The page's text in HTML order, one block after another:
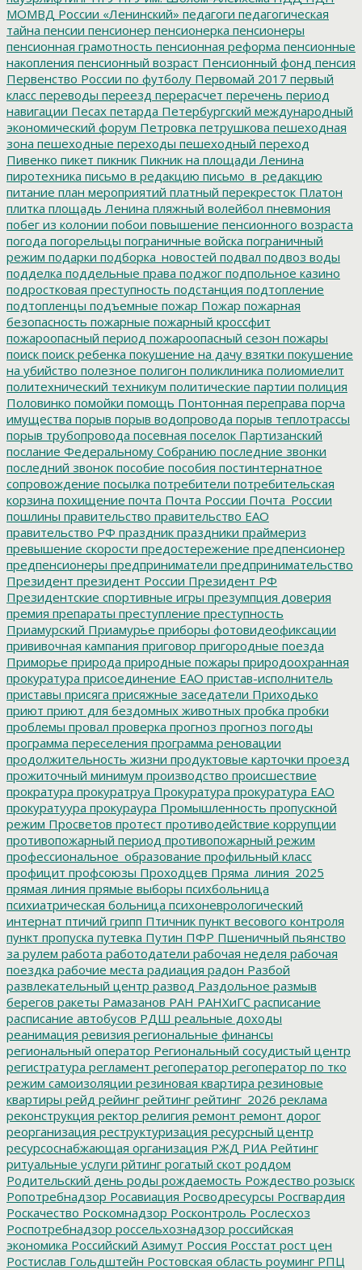
МОМВД России «Ленинский» педагоги педагогическая
тайна пенсии пенсионер пенсионерка пенсионеры
пенсионная грамотность пенсионная реформа пенсионные
накопления пенсионный возраст Пенсионный фонд пенсия
Первенство России по футболу Первомай 2017 первый
класс переводы переезд перерасчет перечень период
навигации Песах петарда Петербургский международный
экономический форум Петровка петрушкова пешеходная
зона пешеходные переходы пешеходный переход
Пивенко пикет пикник Пикник на площади Ленина
пиротехника письмо в редакцию письмо_в_редакцию
питание план мероприятий платный перекресток Платон
плитка площадь Ленина пляжный волейбол пневмония
побег из колонии побои повышение пенсионного возраста
погода погорельцы пограничные войска пограничный
режим подарки подборка_новостей подвал подвоз воды
подделка поддельные права поджог подпольное казино
подростковая преступность подстанция подтопление
подтопленцы подъемные пожар Пожар пожарная
безопасность пожарные пожарный кроссфит
пожароопасный период пожароопасный сезон пожары
поиск поиск ребенка покушение на дачу взятки покушение
на убийство полезное полигон поликлиника полиомиелит
политехнический техникум политические партии полиция
Половинко помойки помощь Понтонная переправа порча
имущества порыв порыв водопровода порыв теплотрассы
порыв трубопровода посевная поселок Партизанский
послание Федеральному Собранию последние звонки
последний звонок пособие пособия постинтернатное
сопровождение посылка потребители потребительская
корзина похищение почта Почта России Почта_России
пошлины правительство правительство ЕАО
правительство РФ праздник праздники праймериз
превышение скорости предостережение предпенсионер
предпенсионеры предприниматели предпринимательство
Президент президент России Президент РФ
Президентские спортивные игры презумпция доверия
премия препараты преступление преступность
Приамурский Приамурье приборы фотовидеофиксации
прививочная кампания приговор пригородные поезда
Приморье природа природные пожары природоохранная
прокуратура присоединение ЕАО пристав-исполнитель
приставы присяга присяжные заседатели Приходько
приют приют для бездомных животных пробка пробки
проблемы провал проверка прогноз прогноз погоды
программа переселения программа реновации
продолжительность жизни продуктовые карточки проезд
прожиточный минимум производство происшествие
прократура прокуратруа Прокуратура прокуратура ЕАО
прокуратуура прокураура Промышленность пропускной
режим Просветов протест противодействие коррупции
противопожарный период противопожарный режим
профессиональное_образование профильный класс
профицит профсоюзы Проходцев Пряма_линия_2025
прямая линия прямые выборы психбольница
психиатрическая больница психоневрологический
интернат птичий грипп Птичник пункт весового контроля
пункт пропуска путевка Путин ПФР Пшеничный пьянство
за рулем работа работодатели рабочая неделя рабочая
поездка рабочие места радиация радон Разбой
развлекательный центр развод Раздольное размыв
берегов ракеты Рамазанов РАН РАНХиГС расписание
расписание автобусов РДШ реальные доходы
реанимация ревизия региональные финансы
региональный оператор Региональный сосудистый центр
регистратура регламент регоператор регоператор по тко
режим самоизоляции резиновая квартира резиновые
квартиры рейд рейинг рейтинг рейтинг_2026 реклама
реконструкция ректор религия ремонт ремонт дорог
реорганизация реструктуризация ресурсный центр
ресурсоснабжающая организация РЖД РИА Рейтинг
ритуальные услуги рйтинг рогатый скот роддом
Родительский день роды рождаемость Рождество розыск
Ропотребнадзор Росавиация Росводресурсы Росгвардия
Роскачество Роскомнадзор Росконтроль Рослесхоз
Роспотребнадзор россельхознадзор российская
экономика Российский Азимут Россия Росстат рост цен
Ростислав Гольдштейн Ростовская область роуминг РПЦ